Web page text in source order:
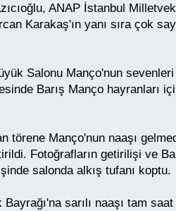
ANAP İstanbul
Karakaş'ın yanı sıra çok
Salonu Manço'nun sevenleri
Barış Manço hayranları
törene Manço'nun naaşı
Fotoğrafların getirilişi ve
salonda alkış tufanı koptu.
sarılı naaşı tam